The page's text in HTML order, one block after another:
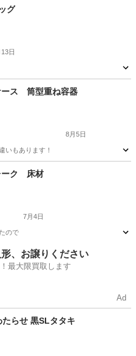
グ
日
ボディバッグ
ース 筒型重ね容器
8月5日
いもあります！
グ 容器
ーク 床材
7月4日
ので
形、お譲りください
最大限買取します
Ad
らせ 黒SLタタキ